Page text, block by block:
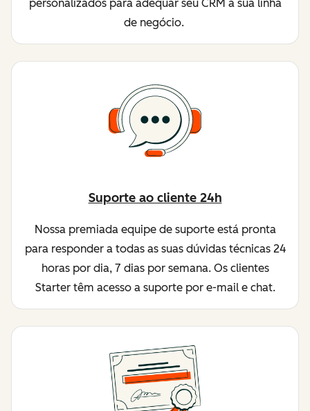
personalizados para adequar seu CRM à sua linha
de negócio.
Suporte ao cliente 24h
Nossa premiada equipe de suporte está pronta
para responder a todas as suas dúvidas técnicas 24
horas por dia, 7 dias por semana. Os clientes
Starter têm acesso a suporte por e-mail e chat.